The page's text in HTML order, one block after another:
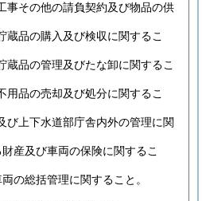
事その他の請負契約及び物品の供
品の購入及び検収に関するこ
品の管理及びたな卸に関するこ
品の売却及び処分に関するこ
上下水道部庁舎内外の管理に関
産及び車両の保険に関するこ
の総括管理に関すること。